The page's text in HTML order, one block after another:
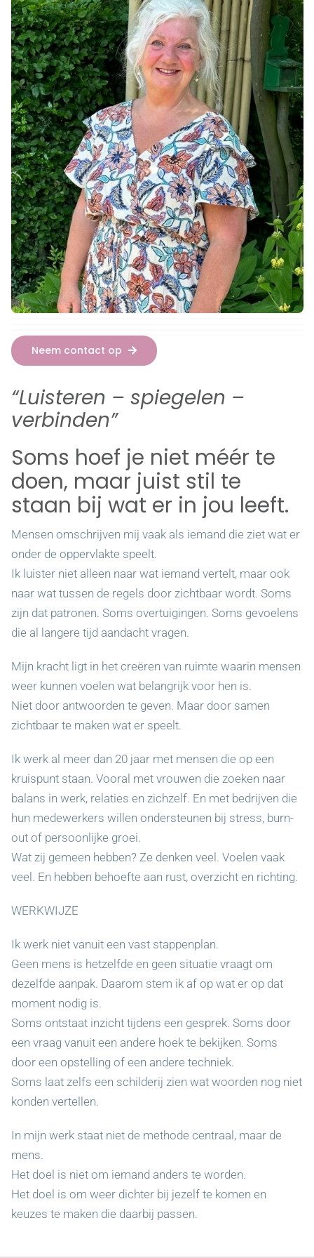
Agenda
Tarieven
Veelgestelde vragen
Contact
Neem contact op
“Luisteren – spiegelen –
verbinden”
Soms hoef je niet méér te
doen, maar juist stil te
staan bij wat er in jou leeft.
Mensen omschrijven mij vaak als iemand die ziet wat er
onder de oppervlakte speelt.
Ik luister niet alleen naar wat iemand vertelt, maar ook
naar wat tussen de regels door zichtbaar wordt. Soms
zijn dat patronen. Soms overtuigingen. Soms gevoelens
die al langere tijd aandacht vragen.
Mijn kracht ligt in het creëren van ruimte waarin mensen
weer kunnen voelen wat belangrijk voor hen is.
Niet door antwoorden te geven. Maar door samen
zichtbaar te maken wat er speelt.
Ik werk al meer dan 20 jaar met mensen die op een
kruispunt staan. Vooral met vrouwen die zoeken naar
balans in werk, relaties en zichzelf. En met bedrijven die
hun medewerkers willen ondersteunen bij stress, burn-
out of persoonlijke groei.
Wat zij gemeen hebben? Ze denken veel. Voelen vaak
veel. En hebben behoefte aan rust, overzicht en richting.
WERKWIJZE
Ik werk niet vanuit een vast stappenplan.
Geen mens is hetzelfde en geen situatie vraagt om
dezelfde aanpak. Daarom stem ik af op wat er op dat
moment nodig is.
Soms ontstaat inzicht tijdens een gesprek. Soms door
een vraag vanuit een andere hoek te bekijken. Soms
door een opstelling of een andere techniek.
Soms laat zelfs een schilderij zien wat woorden nog niet
konden vertellen.
In mijn werk staat niet de methode centraal, maar de
mens.
Het doel is niet om iemand anders te worden.
Het doel is om weer dichter bij jezelf te komen en
keuzes te maken die daarbij passen.